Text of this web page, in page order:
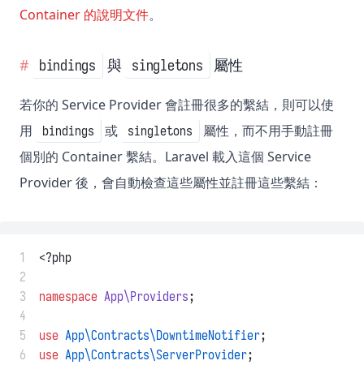
Container 的說明文件。
bindings 與 singletons 屬性
若你的 Service Provider 會註冊很多的繫結，則可以使
用
bindings 或 singletons
屬性，而不用手動註冊
個別的 Container 繫結。Laravel 載入這個 Service
Provider 後，會自動檢查這些屬性並註冊這些繫結：
1
<?php
2
3
namespace App\Providers;
4
5
use App\Contracts\DowntimeNotifier;
6
use App\Contracts\ServerProvider;